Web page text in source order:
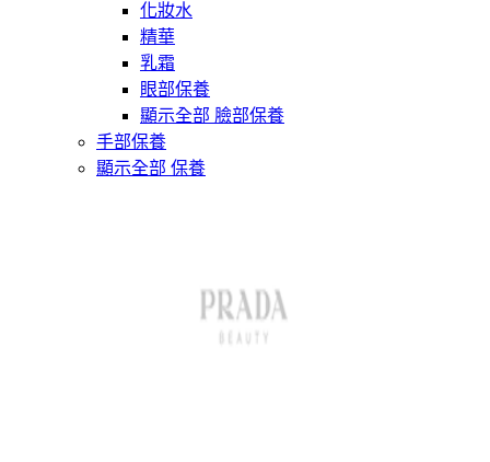
化妝水
精華
乳霜
眼部保養
顯示全部 臉部保養
手部保養
顯示全部 保養